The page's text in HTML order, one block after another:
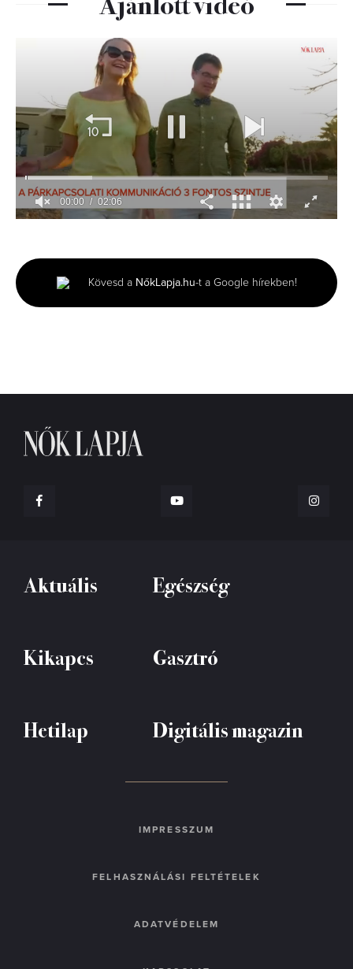
minutes,
6
seconds
00:01 02:06
Kövesd a NőkLapja.hu-t a Google hírekben!
Aktuális Egészség
Kikapcs Gasztró
Hetilap Digitális magazin
IMPRESSZUM
FELHASZNÁLÁSI FELTÉTELEK
ADATVÉDELEM